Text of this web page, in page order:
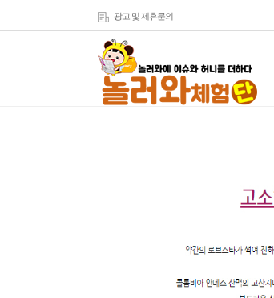
광고 및 제휴문의